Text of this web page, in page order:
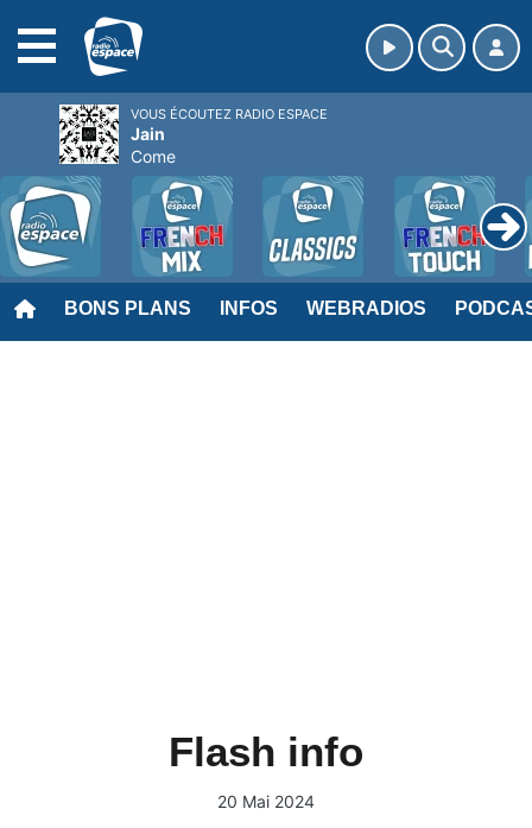
BONS PLANS INFOS WEBRADIOS
Flash info
20 Mai 2024
VOUS ÉCOUTEZ RADIO ESPACE
Jain
Come